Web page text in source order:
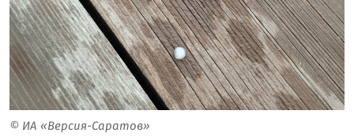
© ИА «Версия-Саратов»